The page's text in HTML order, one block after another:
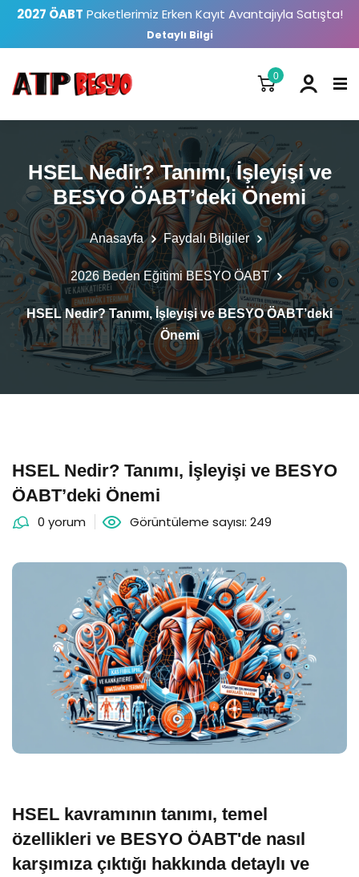
2027 ÖABT Paketlerimiz Erken Kayıt Avantajıyla Satışta!
Detaylı Bilgi
0
HSEL Nedir? Tanımı, İşleyişi ve
BESYO ÖABT’deki Önemi
Anasayfa Faydalı Bilgiler
2026 Beden Eğitimi BESYO ÖABT
HSEL Nedir? Tanımı, İşleyişi ve BESYO ÖABT’deki
Önemi
HSEL Nedir? Tanımı, İşleyişi ve BESYO
ÖABT’deki Önemi
0 yorum Görüntüleme sayısı: 249
HSEL kavramının tanımı, temel
özellikleri ve BESYO ÖABT'de nasıl
karşımıza çıktığı hakkında detaylı ve